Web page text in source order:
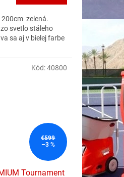
200cm zelená.
svetlo stáleho
sa aj v bielej farbe
€599
–3 %
Tournament
Kód:40800